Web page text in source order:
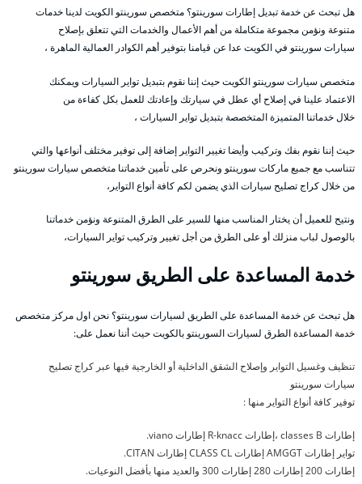
هل تبحث عن خدمة تبديل إطارات سورينتو؟ متخصص سورينتو الكويت لدينا خدمات
متنوعة ونؤمن مجموعة متكاملة من أهم الأعمال والخدمات التي تتعلق بإصلاح
سيارات سورينتو في الكويت عدا عن قيامنا بتوفير أهم الكوادر العمالية الماهرة ،
متخصص سيارات سورينتو الكويت حيث إننا نقوم بتبديل تواير السيارات ويمكنك
الاعتماد علينا في إصلاح أي عطل في سيارتك وإعادتك للعمل بكل كفاءة من
خلال خدماتنا المتميزة المتخصصة بتبديل تواير السيارات ،
حيث إننا نقوم بفك وتركيب وأيضا تغيير التواير إضافة إلى توفير مختلف أنواعها والتي
تتناسب مع جميع ماركات سورينتو ونحرص على تأمين خدماتنا متخصص سيارات سورينتو
من خلال كراج تصليح سيارات الذي يضمن لكم كافة أنواع التواير،
ونتيح للعميل أن يختار المناسب منها للسير على الطرق المتنوعة ونؤمن خدماتنا
بالوصول لباب منزلك أو على الطرق من أجل تغيير وتركيب تواير السيارات،
خدمة المساعدة على الطريق سورينتو
هل تبحث عن خدمة المساعدة على الطريق لسيارات سورينتو؟ نحن اول مركز متخصص
خدمة المساعدة الطرق لسيارات السورينتو بالكويت حيث أننا نعمل على:
تنظيف وغسيل التواير وإصلاح الشقق الداخلية أو الخارجية فيها عبر كراج تصليح
سيارات سورينتو
توفير كافة أنواع التواير منها :
إطارات classes B ،إطارات R-knacc إطارات viano.
تواير إطارات AMGGT إطارات CLASS CL إطارات CITAN.
إطارات 200 إطارات 280 إطارات 300 والعديد منها بأفضل النوعيات.